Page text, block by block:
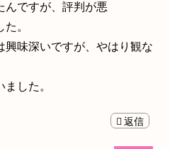
んですが、評判が悪
。
興味深いですが、やはり観な
した。
返信